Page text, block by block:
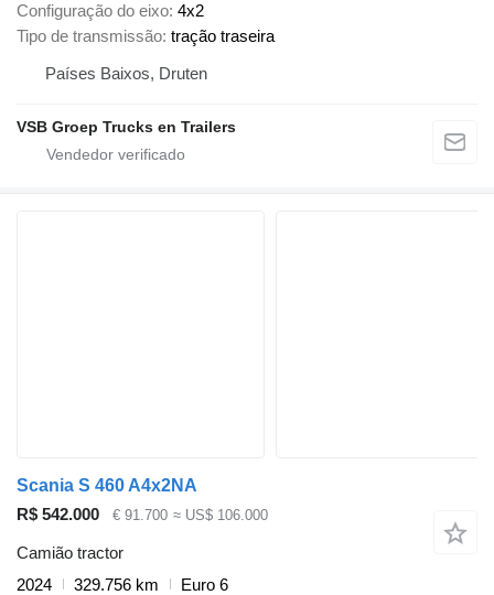
Configuração do eixo 4x2
Tipo de transmissão tração traseira
Países Baixos, Druten
VSB Groep Trucks en Trailers
Scania S 460 A4x2NA
R$ 542.000
€ 91.700 ≈ US$ 106.000
Camião tractor
2024
329.756 km
Euro 6